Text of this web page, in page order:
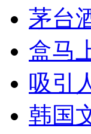
茅台
盒马
吸引
韩国